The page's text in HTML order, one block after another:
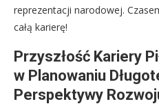
reprezentacji narodowej.
całą karierę!
Przyszłość Kariery
w Planowaniu
Perspektywy